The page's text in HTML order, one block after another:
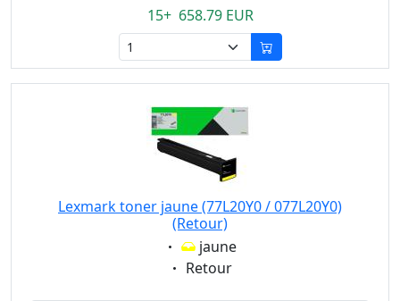
15+ 658.79 EUR
Lexmark toner jaune (77L20Y0 / 077L20Y0)
(Retour)
Eigenschaft:
jaune
Eigenschaft:
Retour